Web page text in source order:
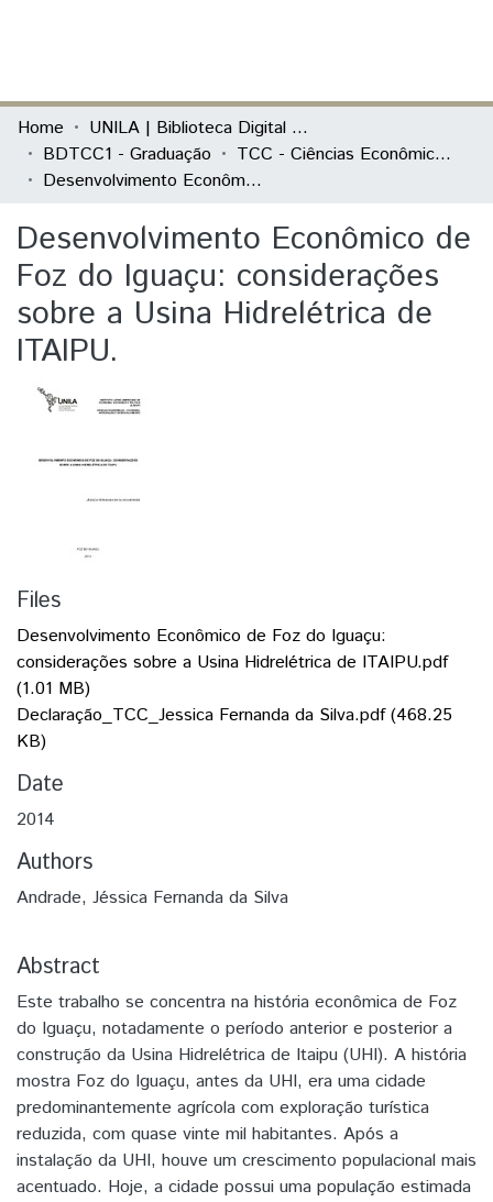
Communities & Collections
All of DSpace
Home
UNILA | Biblioteca Digital de Trabalhos de Conclusão de Curso
BDTCC1 - Graduação
TCC - Ciências Econômicas - Economia, Integração e Desenvolvimento
Desenvolvimento Econômico de Foz do Iguaçu: considerações sobre a Usina Hidrelétrica de ITAIPU.
Desenvolvimento Econômico de
Foz do Iguaçu: considerações
sobre a Usina Hidrelétrica de
ITAIPU.
Files
Desenvolvimento Econômico de Foz do Iguaçu:
considerações sobre a Usina Hidrelétrica de ITAIPU.pdf
(1.01 MB)
Declaração_TCC_Jessica Fernanda da Silva.pdf(468.25
KB)
Date
2014
Authors
Andrade, Jéssica Fernanda da Silva
Abstract
Este trabalho se concentra na história econômica de Foz
do Iguaçu, notadamente o período anterior e posterior a
construção da Usina Hidrelétrica de Itaipu (UHI). A história
mostra Foz do Iguaçu, antes da UHI, era uma cidade
predominantemente agrícola com exploração turística
reduzida, com quase vinte mil habitantes. Após a
instalação da UHI, houve um crescimento populacional mais
acentuado. Hoje, a cidade possui uma população estimada